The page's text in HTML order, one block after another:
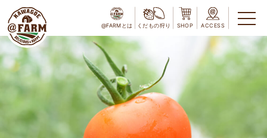
@FARMとは くだもの狩り SHOP ACCESS